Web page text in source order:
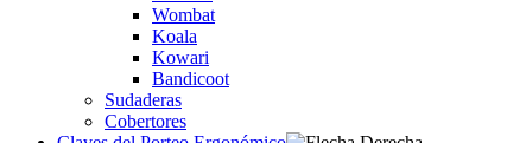
Wombat
Koala
Kowari
Bandicoot
Sudaderas
Cobertores